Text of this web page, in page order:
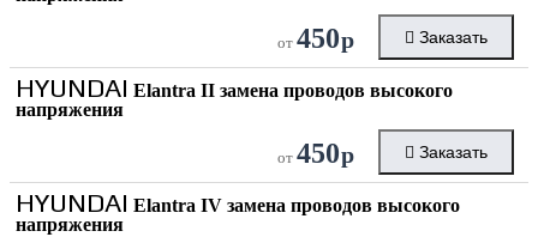
от 450р Заказать
HYUNDAI Elantra II замена проводов высокого
напряжения
от 450р Заказать
HYUNDAI Elantra IV замена проводов высокого
напряжения